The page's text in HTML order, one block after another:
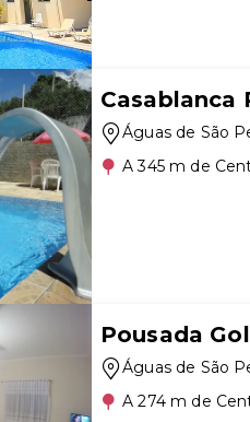
Casablanca
Águas de São
A 345 m de
Pousada
Águas de São
A 274 m de